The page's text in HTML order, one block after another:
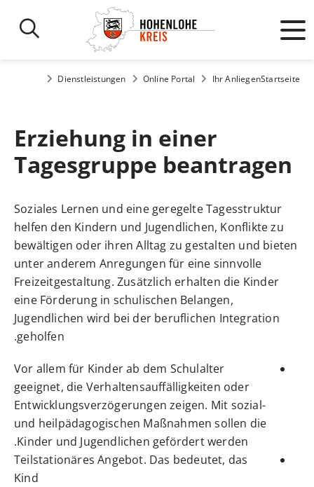
Startseite
Ihr Anliegen
Online Portal
Dienstleistungen
Erziehung in einer
Tagesgruppe beantragen
Soziales Lernen und eine geregelte Tagesstruktur
helfen den Kindern und Jugendlichen, Konflikte zu
bewältigen oder ihren Alltag zu gestalten und bieten
unter anderem Anregungen für eine sinnvolle
Freizeitgestaltung. Zusätzlich erhalten die Kinder
eine Förderung in schulischen Belangen,
Jugendlichen wird bei der beruflichen Integration
geholfen.
Vor allem für Kinder ab dem Schulalter
geeignet, die Verhaltensauffälligkeiten oder
Entwicklungsverzögerungen zeigen. Mit sozial-
und heilpädagogischen Maßnahmen sollen die
Kinder und Jugendlichen gefördert werden.
Teilstationäres Angebot. Das bedeutet, das
Kind